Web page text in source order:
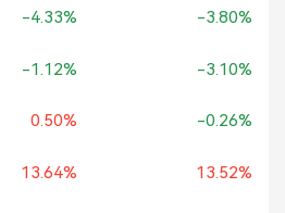
-4.33% -3.80%
-1.12% -3.10%
0.50% -0.26%
13.64% 13.52%